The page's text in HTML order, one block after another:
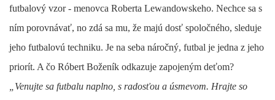
futbalový vzor - menovca Roberta Lewandowskeho. Nechce sa s
ním porovnávať, no zdá sa mu, že majú dosť spoločného, sleduje
jeho futbalovú techniku. Je na seba náročný, futbal je jedna z jeho
priorít. A čo Róbert Boženík odkazuje zapojeným deťom?
„Venujte sa futbalu naplno, s radosťou a úsmevom. Hrajte so